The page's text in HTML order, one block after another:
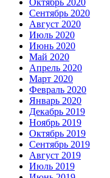
Октябрь 2020
Сентябрь 2020
Август 2020
Июль 2020
Июнь 2020
Май 2020
Апрель 2020
Март 2020
Февраль 2020
Январь 2020
Декабрь 2019
Ноябрь 2019
Октябрь 2019
Сентябрь 2019
Август 2019
Июль 2019